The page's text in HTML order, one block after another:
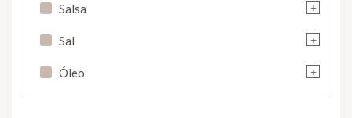
+
Salsa
+
Sal
+
Óleo